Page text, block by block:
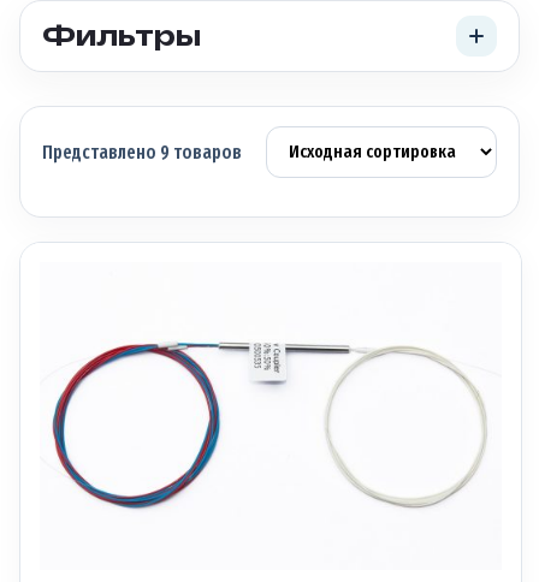
Фильтры
Представлено 9 товаров